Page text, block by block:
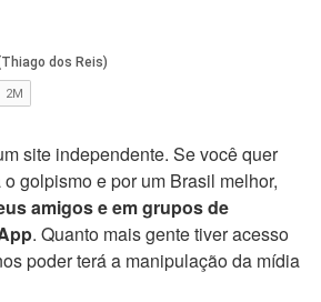
site independente. Se você quer
golpismo e por um Brasil melhor,
amigos e em grupos de
. Quanto mais gente tiver acesso
poder terá a manipulação da mídia